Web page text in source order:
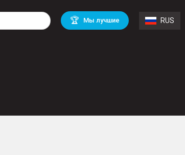
🏆 Мы лучшие RUS
Mitsubishi BMW
Chevrolet Mercedes Benz